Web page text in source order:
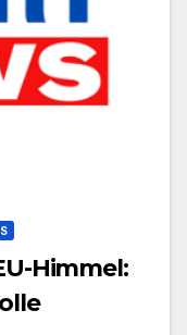
Himmel: